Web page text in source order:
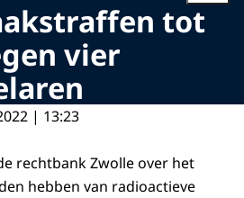
tot
vier
| 13:23
rechtbank Zwolle over het
hebben van radioactieve